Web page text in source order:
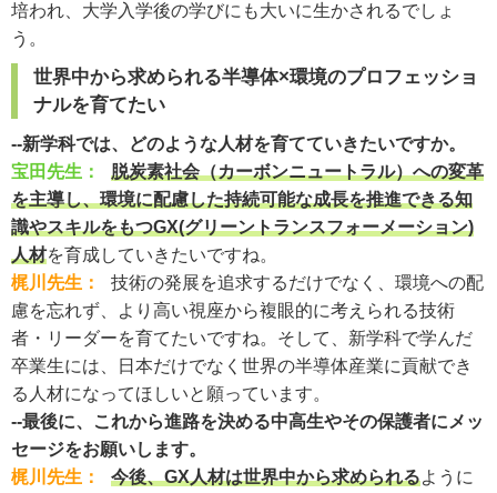
培われ、大学入学後の学びにも大いに生かされるでしょ
う。
世界中から求められる半導体×環境のプロフェッショ
ナルを育てたい
--新学科では、どのような人材を育てていきたいですか。
宝田先生：
脱炭素社会（カーボンニュートラル）への変革
を主導し、環境に配慮した持続可能な成長を推進できる知
識やスキルをもつGX(グリーントランスフォーメーション)
人材を育成していきたいですね。
梶川先生：
技術の発展を追求するだけでなく、環境への配
慮を忘れず、より高い視座から複眼的に考えられる技術
者・リーダーを育てたいですね。そして、新学科で学んだ
卒業生には、日本だけでなく世界の半導体産業に貢献でき
る人材になってほしいと願っています。
--最後に、これから進路を決める中高生やその保護者にメッ
セージをお願いします。
梶川先生：
今後、GX人材は世界中から求められるように